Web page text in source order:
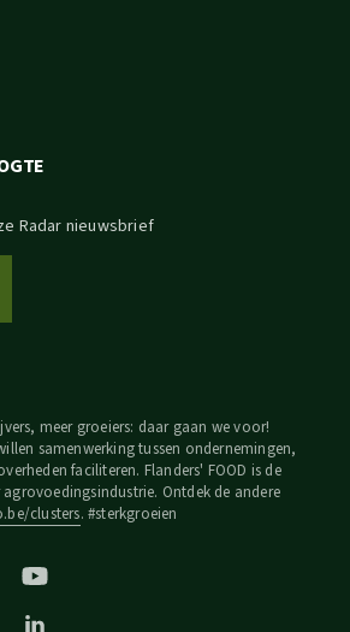
Radar nieuwsbrief
meer groeiers: daar gaan we voor!
samenwerking tussen ondernemingen,
faciliteren. Flanders' FOOD is de
Ontdek de andere
clusters. #sterkgroeien